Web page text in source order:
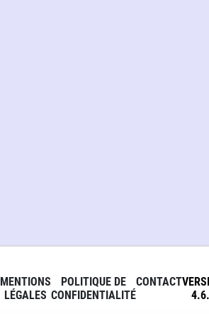
MENTIONS
LÉGALES
POLITIQUE DE
CONFIDENTIALITÉ
CONTACT